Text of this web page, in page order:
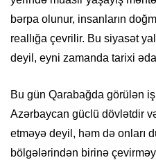
bərpa olunur, insanların
reallığa çevrilir. Bu siyasət
deyil, eyni zamanda tarixi
Bu gün Qarabağda görülən
Azərbaycan güclü dövlətdir
etməyə deyil, həm də onları
bölgələrindən birinə